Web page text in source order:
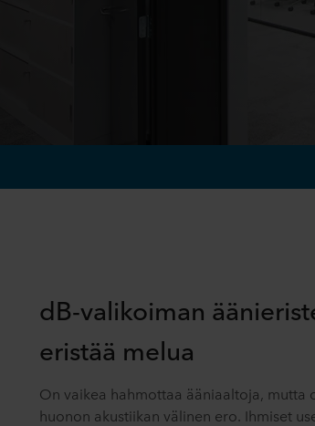
dB-valikoiman
eristää melua
On vaikea hahmottaa ääniaaltoja, mutta
huonon akustiikan välinen ero. Ihmiset